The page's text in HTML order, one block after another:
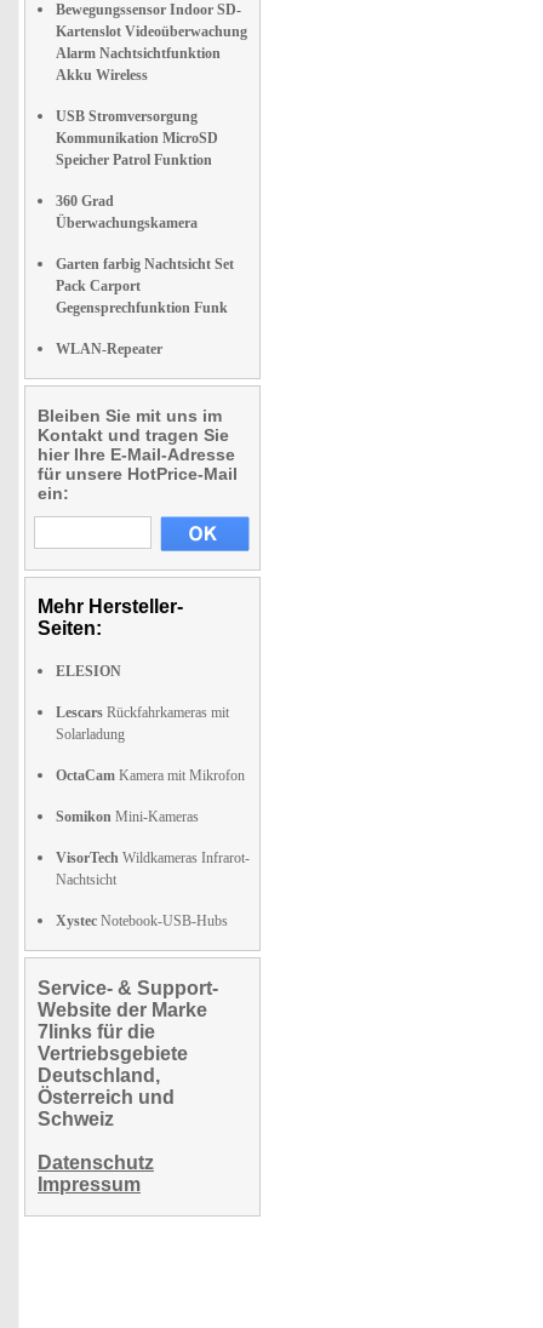
Bewegungssensor Indoor SD-
Kartenslot Videoüberwachung
Alarm Nachtsichtfunktion
Akku Wireless
USB Stromversorgung
Kommunikation MicroSD
Speicher Patrol Funktion
360 Grad
Überwachungskamera
Garten farbig Nachtsicht Set
Pack Carport
Gegensprechfunktion Funk
WLAN-Repeater
Bleiben Sie mit uns im
Kontakt und tragen Sie
hier Ihre E-Mail-Adresse
für unsere HotPrice-Mail
ein:
Mehr Hersteller-
Seiten:
ELESION
Lescars Rückfahrkameras mit
Solarladung
OctaCam Kamera mit Mikrofon
Somikon Mini-Kameras
VisorTech Wildkameras Infrarot-
Nachtsicht
Xystec Notebook-USB-Hubs
Service- & Support-
Website der Marke
7links für die
Vertriebsgebiete
Deutschland,
Österreich und
Schweiz
Datenschutz
Impressum